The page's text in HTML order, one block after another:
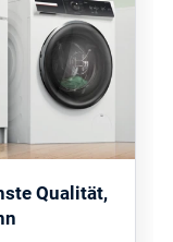
Qualität,